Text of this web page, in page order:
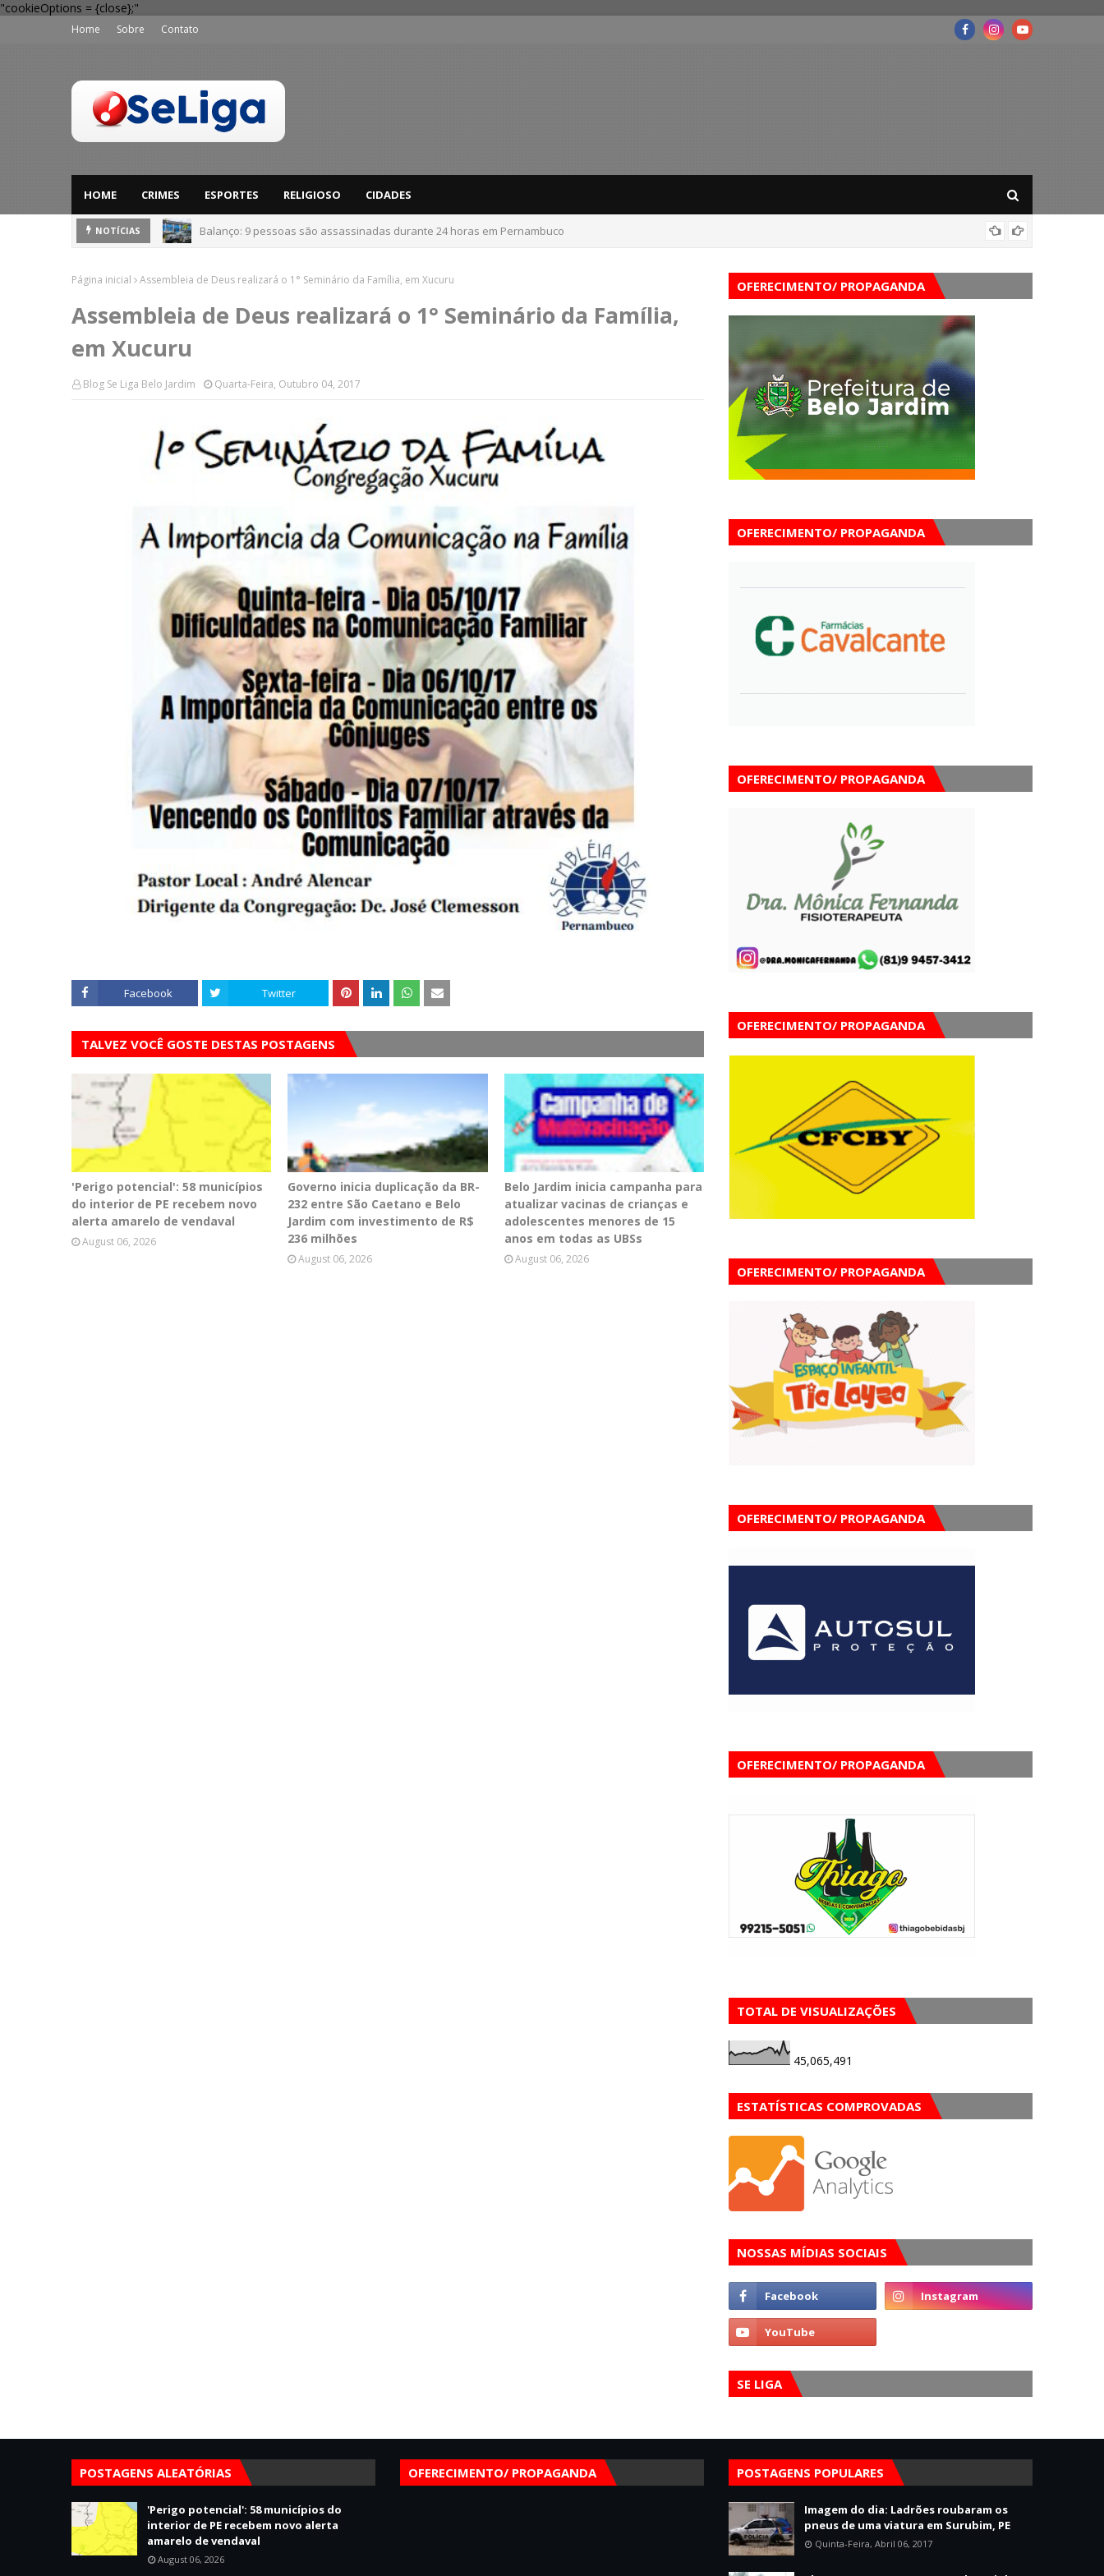
"cookieOptions = {close};"
Home Sobre Contato
HOME CRIMES ESPORTES RELIGIOSO CIDADES
NOTÍCIAS
'Perigo potencial': 58 municípios do interior de PE recebem novo alerta amarelo de vendaval
Página inicial Assembleia de Deus realizará o 1° Seminário da Família, em Xucuru
Assembleia de Deus realizará o 1° Seminário da Família,
em Xucuru
Blog Se Liga Belo Jardim Quarta-Feira, Outubro 04, 2017
Facebook Twitter
TALVEZ VOCÊ GOSTE DESTAS POSTAGENS
'Perigo potencial': 58 municípios
do interior de PE recebem novo
alerta amarelo de vendaval
August 06, 2026
Governo inicia duplicação da BR-
232 entre São Caetano e Belo
Jardim com investimento de R$
236 milhões
August 06, 2026
Belo Jardim inicia campanha para
atualizar vacinas de crianças e
adolescentes menores de 15
anos em todas as UBSs
August 06, 2026
OFERECIMENTO/ PROPAGANDA
OFERECIMENTO/ PROPAGANDA
OFERECIMENTO/ PROPAGANDA
OFERECIMENTO/ PROPAGANDA
OFERECIMENTO/ PROPAGANDA
OFERECIMENTO/ PROPAGANDA
OFERECIMENTO/ PROPAGANDA
TOTAL DE VISUALIZAÇÕES
45,065,491
ESTATÍSTICAS COMPROVADAS
NOSSAS MÍDIAS SOCIAIS
SE LIGA
POSTAGENS ALEATÓRIAS
'Perigo potencial': 58 municípios do
interior de PE recebem novo alerta
amarelo de vendaval
August 06, 2026
OFERECIMENTO/ PROPAGANDA POSTAGENS POPULARES
Imagem do dia: Ladrões roubaram os
pneus de uma viatura em Surubim, PE
Quinta-Feira, Abril 06, 2017